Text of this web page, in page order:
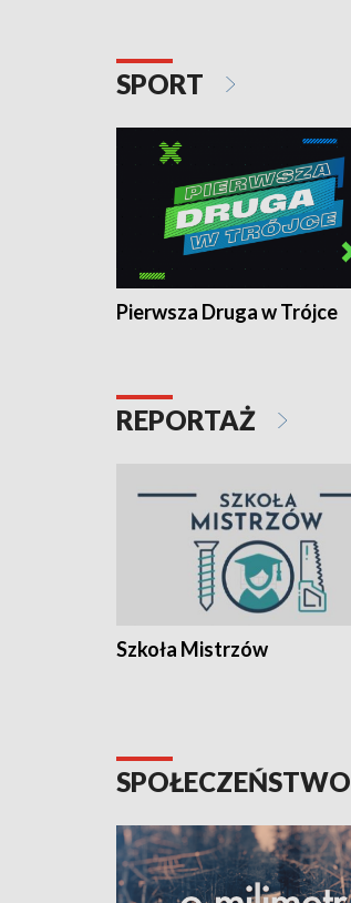
SPORT
Pierwsza Druga w Trójce
REPORTAŻ
Szkoła Mistrzów
SPOŁECZEŃSTWO